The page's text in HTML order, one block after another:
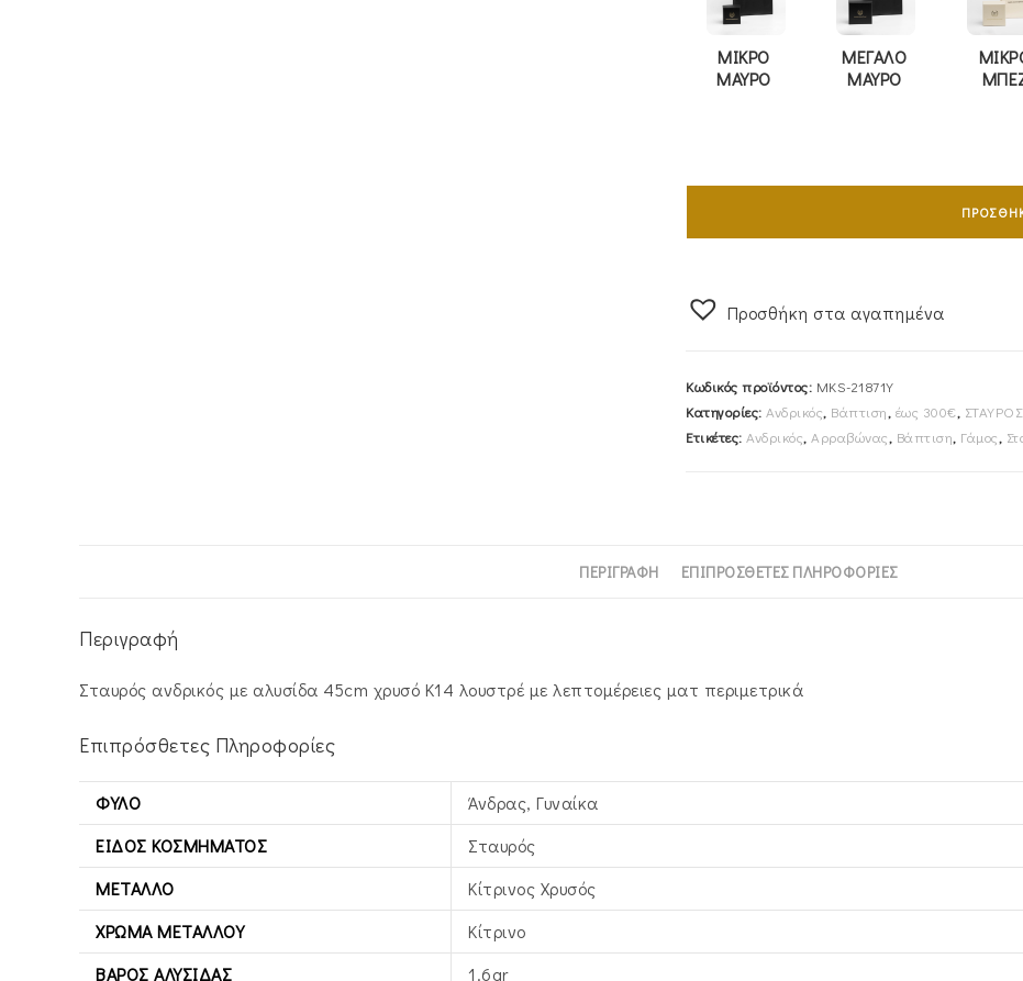
ΜΙΚΡΟ
ΜΑΥΡΟ
ΜΕΓΑΛΟ
ΜΑΥΡΟ
Σταυρός
Με
Χρυσός
Λεπτομέρειες
ποσότητα
Προσθήκη στα αγαπημένα
Κωδικός προϊόντος: MKS-21871Y
Κατηγορίες: Ανδρικός, Βάπτιση, έως 300€, ΣΤΑΥΡΟΣ
Ετικέτες: Ανδρικός, Αρραβώνας, Βάπτιση, Γάμος,
ΠΕΡΙΓΡΑΦΉ ΕΠΙΠΡΌΣΘΕΤΕΣ ΠΛΗΡΟΦΟΡΊΕΣ
Περιγραφή
Σταυρός ανδρικός με αλυσίδα 45cm χρυσό Κ14 λουστρέ με λεπτομέρειες ματ περιμετρικά
Επιπρόσθετες Πληροφορίες
ΦΎΛΟ
Άνδρας, Γυναίκα
ΕΊΔΟΣ ΚΟΣΜΉΜΑΤΟΣ
Σταυρός
ΜΈΤΑΛΛΟ
Κίτρινος Xρυσός
ΧΡΏΜΑ ΜΕΤΆΛΛΟΥ
Κίτρινο
ΒΆΡΟΣ ΑΛΥΣΊΔΑΣ
1.6gr